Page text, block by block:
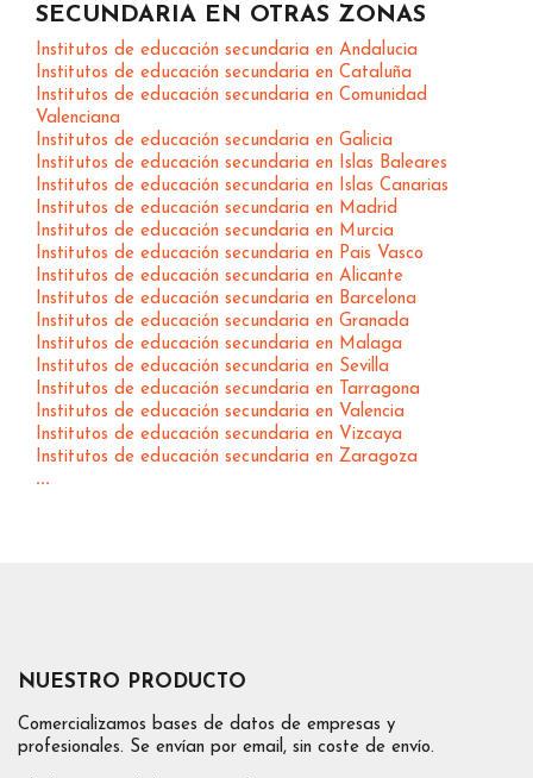
SECUNDARIA EN OTRAS ZONAS
Institutos de educación secundaria en Andalucia
Institutos de educación secundaria en Cataluña
Institutos de educación secundaria en Comunidad
Valenciana
Institutos de educación secundaria en Galicia
Institutos de educación secundaria en Islas Baleares
Institutos de educación secundaria en Islas Canarias
Institutos de educación secundaria en Madrid
Institutos de educación secundaria en Murcia
Institutos de educación secundaria en Pais Vasco
Institutos de educación secundaria en Alicante
Institutos de educación secundaria en Barcelona
Institutos de educación secundaria en Granada
Institutos de educación secundaria en Malaga
Institutos de educación secundaria en Sevilla
Institutos de educación secundaria en Tarragona
Institutos de educación secundaria en Valencia
Institutos de educación secundaria en Vizcaya
Institutos de educación secundaria en Zaragoza
...
NUESTRO PRODUCTO
Comercializamos bases de datos de empresas y
profesionales. Se envían por email, sin coste de envío.